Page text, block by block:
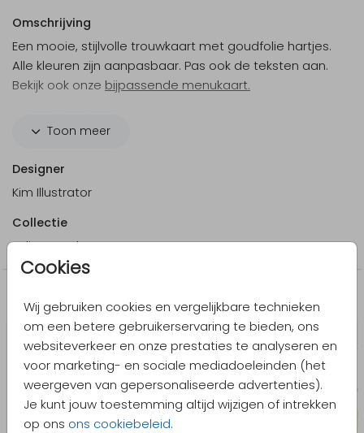
Cookies
Wij gebruiken cookies en vergelijkbare technieken
om een betere gebruikerservaring te bieden, ons
websiteverkeer en onze prestaties te analyseren en
voor marketing- en sociale mediadoeleinden (het
weergeven van gepersonaliseerde advertenties).
Je kunt jouw toestemming altijd wijzigen of intrekken
op ons ons cookiebeleid.
Omschrijving
Een mooie, stijlvolle trouwkaart met goudfolie hartjes.
Alle kleuren zijn aanpasbaar. Pas ook de teksten aan.
Bekijk ook onze bijpassende menukaart.
voor 18.00 uur besteld = de volgende werkdag
Toon meer
Designer
Kim Illustrator
Collectie
Folie trouwkaarten
Meer in dezelfde stijl